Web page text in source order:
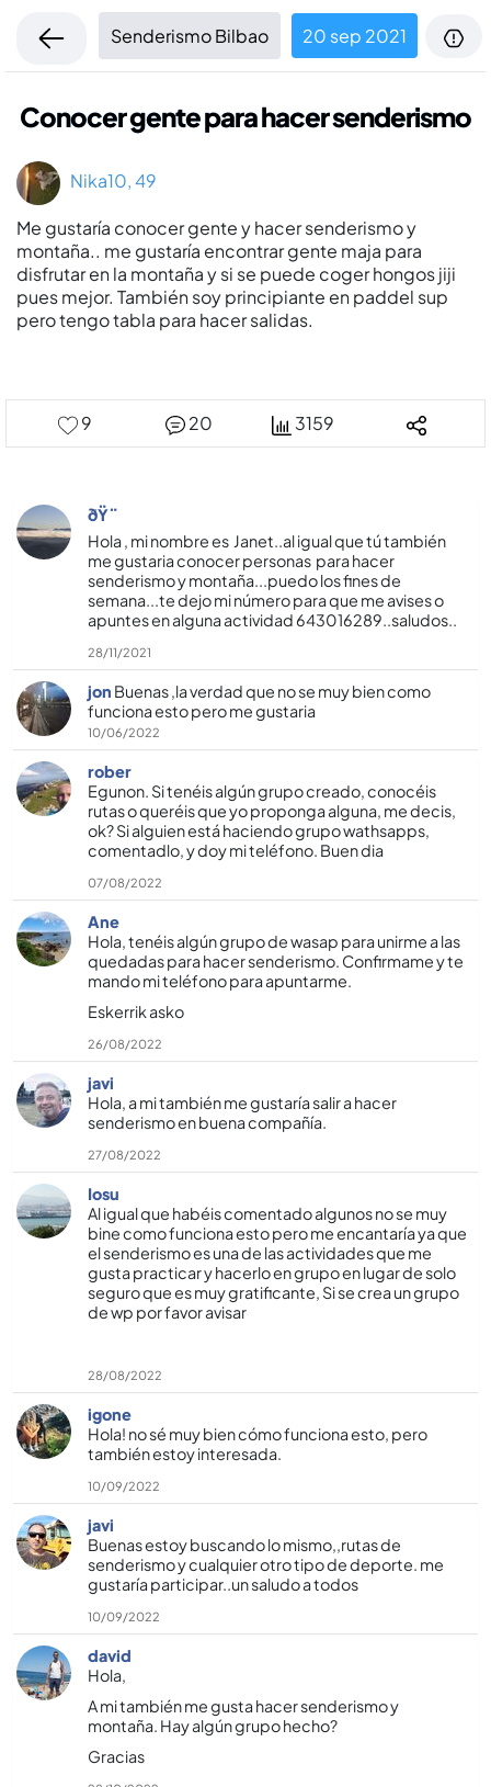
Senderismo Bilbao 20 sep 2021
Conocer gente para hacer senderismo
Nika10, 49
Me gustarí­a conocer gente y hacer senderismo y
montaña.. me gustarí­a encontrar gente maja para
disfrutar en la montaña y si se puede coger hongos jiji
pues mejor. También soy principiante en paddel sup
pero tengo tabla para hacer salidas.
9 20 3159
ðŸ¨
Hola , mi nombre es Janet..al igual que tú también
me gustaria conocer personas para hacer
senderismo y montaña...puedo los fines de
semana...te dejo mi número para que me avises o
apuntes en alguna actividad 643016289..saludos..
28/11/2021
jon Buenas ,la verdad que no se muy bien como
funciona esto pero me gustaria
10/06/2022
rober
Egunon. Si tenéis algún grupo creado, conocéis
rutas o queréis que yo proponga alguna, me decis,
ok? Si alguien está haciendo grupo wathsapps,
comentadlo, y doy mi teléfono. Buen dia
07/08/2022
Ane
Hola, tenéis algún grupo de wasap para unirme a las
quedadas para hacer senderismo. Confirmame y te
mando mi teléfono para apuntarme.
Eskerrik asko
26/08/2022
javi
Hola, a mi también me gustarí­a salir a hacer
senderismo en buena compañí­a.
27/08/2022
Iosu
Al igual que habéis comentado algunos no se muy
bine como funciona esto pero me encantarí­a ya que
el senderismo es una de las actividades que me
gusta practicar y hacerlo en grupo en lugar de solo
seguro que es muy gratificante, Si se crea un grupo
de wp por favor avisar
28/08/2022
igone
Hola! no sé muy bien cómo funciona esto, pero
también estoy interesada.
10/09/2022
javi
Buenas estoy buscando lo mismo,,rutas de
senderismo y cualquier otro tipo de deporte. me
gustarí­a participar..un saludo a todos
10/09/2022
david
Hola,
A mi también me gusta hacer senderismo y
montaña. Hay algún grupo hecho?
Gracias